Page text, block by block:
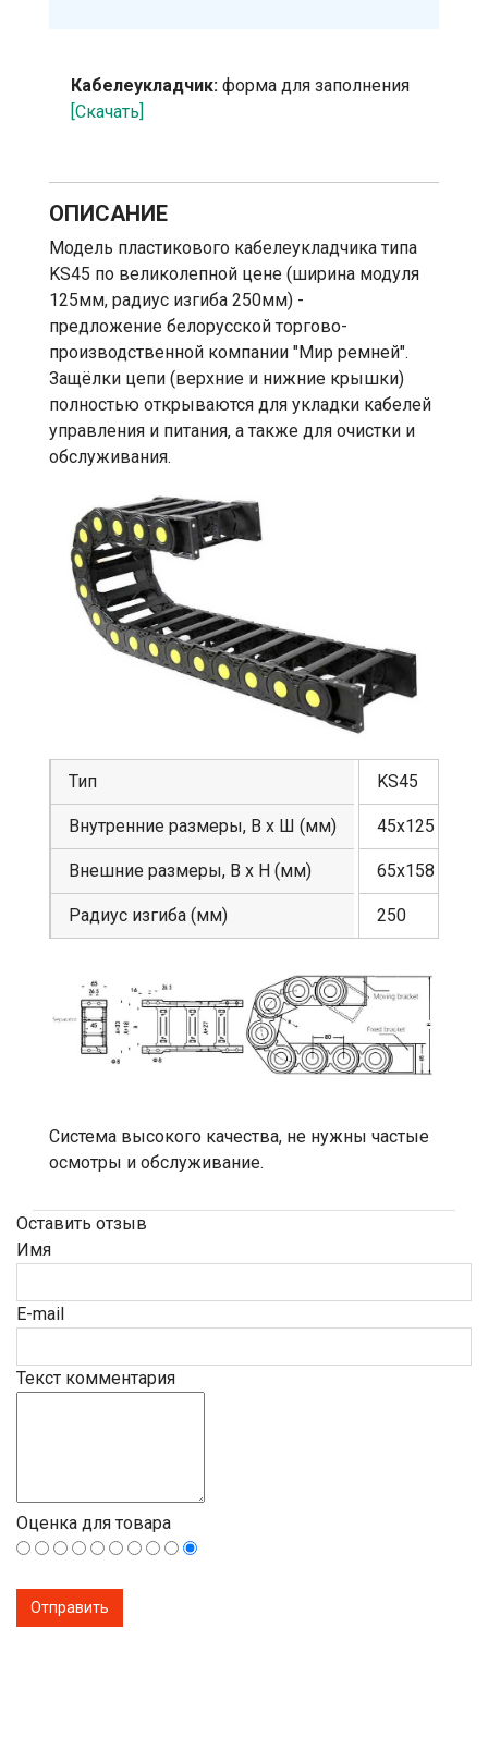
Кабелеукладчик: форма для заполнения
[Скачать]
ОПИСАНИЕ
Модель пластикового кабелеукладчика типа
KS45 по великолепной цене (ширина модуля
125мм, радиус изгиба 250мм) -
предложение белорусской торгово-
производственной компании "Мир ремней".
Защёлки цепи (верхние и нижние крышки)
полностью открываются для укладки кабелей
управления и питания, а также для очистки и
обслуживания.
Тип
Внутренние размеры, В х Ш (мм)
Внешние размеры, В х Н (мм)
Радиус изгиба (мм)
KS45
45х125
65х158
250
Система высокого качества, не нужны частые
осмотры и обслуживание.
Оставить отзыв
Имя
E-mail
Текст комментария
Оценка для товара